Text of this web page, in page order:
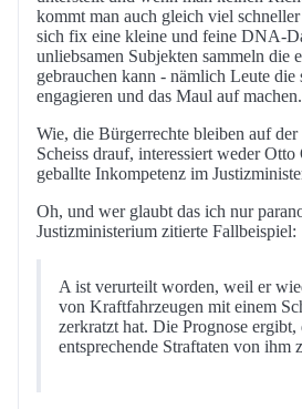
kommt man auch gleich viel
sich fix eine kleine und feine DNA-
unliebsamen Subjekten sammeln die
gebrauchen kann - nämlich Leute
engagieren und das Maul auf machen.
Wie, die Bürgerrechte bleiben auf der
Scheiss drauf, interessiert weder
geballte Inkompetenz im
Oh, und wer glaubt das ich nur
Justizministerium zitierte Fallbeispiel:
A ist verurteilt worden, weil er
von Kraftfahrzeugen mit einem
zerkratzt hat. Die Prognose
entsprechende Straftaten von ihm